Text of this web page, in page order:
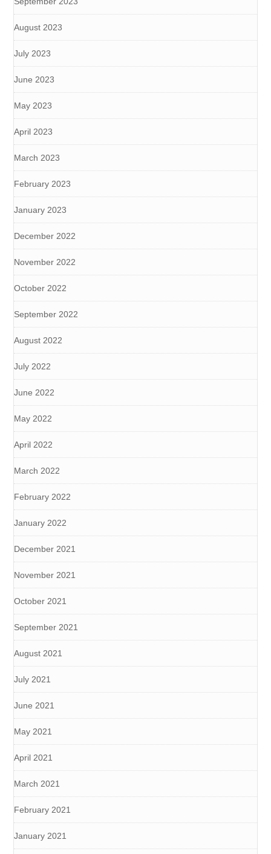
August 2023
July 2023
June 2023
May 2023
April 2023
March 2023
February 2023
January 2023
December 2022
November 2022
October 2022
September 2022
August 2022
July 2022
June 2022
May 2022
April 2022
March 2022
February 2022
January 2022
December 2021
November 2021
October 2021
September 2021
August 2021
July 2021
June 2021
May 2021
April 2021
March 2021
February 2021
January 2021